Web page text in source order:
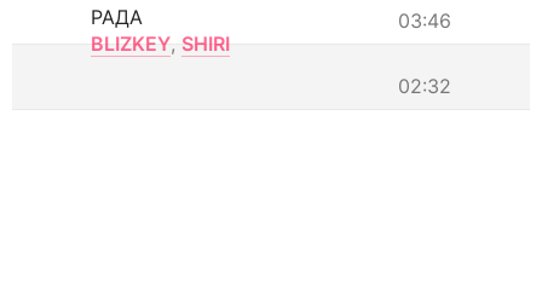
03:46
РАДА
BLIZKEY, SHIRI
02:32